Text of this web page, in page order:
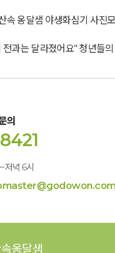
속 옹달샘 야생화심기 사진
전과는 달라졌어요" 청년들의
의
저녁 6시
옹달샘